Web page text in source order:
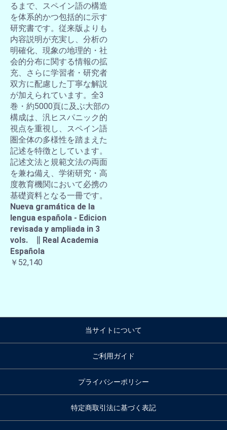
るまで、スペイン語の構造
を体系的かつ包括的に示す
研究書です。従来版よりも
内容説明が充実し、分析の
明確化、現象の地理的・社
会的分布に関する情報の拡
充、さらに学習者・研究者
双方に配慮した丁寧な解説
が加えられています。全3
巻・約5000頁に及ぶ大部の
構成は、汎ヒスパニック的
視点を重視し、スペイン語
圏全体の多様性を踏まえた
記述を特徴としています。
記述文法と規範文法の両面
を兼ね備え、学術研究・高
度教育機関において必携の
基礎資料となる一冊です。
Nueva gramática de la
lengua española - Edicion
revisada y ampliada in 3
vols. ∥ Real Academia
Española
￥52,140
当サイトについて
ご利用ガイド
プライバシーポリシー
特定商取引法に基づく表記